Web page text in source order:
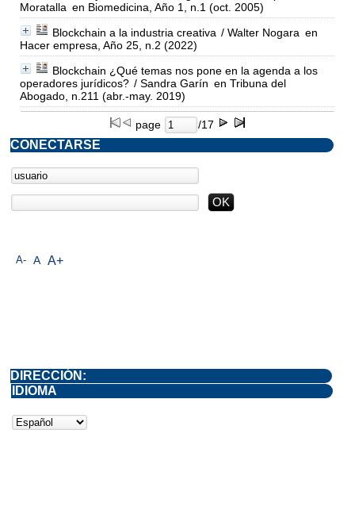
Moratalla en Biomedicina, Año 1, n.1 (oct. 2005)
Blockchain a la industria creativa / Walter Nogara en
Hacer empresa, Año 25, n.2 (2022)
Blockchain ¿Qué temas nos pone en la agenda a los
operadores jurídicos? / Sandra Garín en Tribuna del
Abogado, n.211 (abr.-may. 2019)
page /17
A- A A+
CONECTARSE
DIRECCIÓN:
IDIOMA